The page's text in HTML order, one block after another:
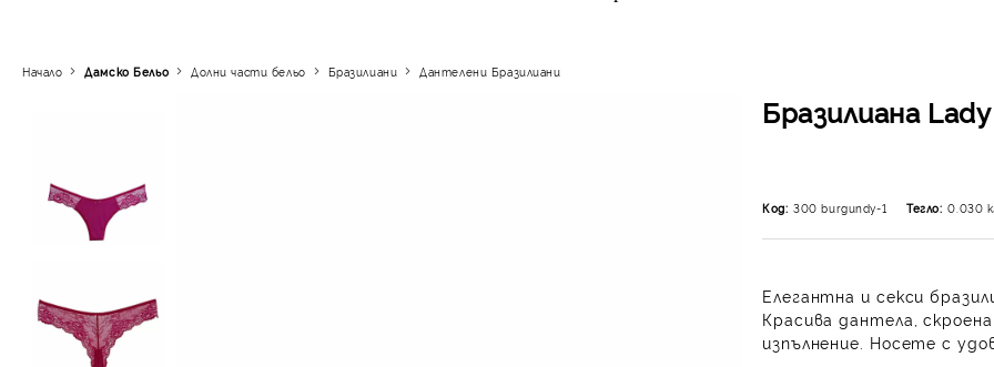
Начало Дамско Бельо Долни части бельо Бразилиани Дантелени Бразилиани
Бразилиана
Код: 300 burgundy-1 Тегло: 0.030
Елегантна и секси
Красива дантела,
изпълнение. Носете с